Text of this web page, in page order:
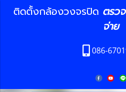
ติดตั้งกล้องวงจรปิด ตรว
จ่าย
086-